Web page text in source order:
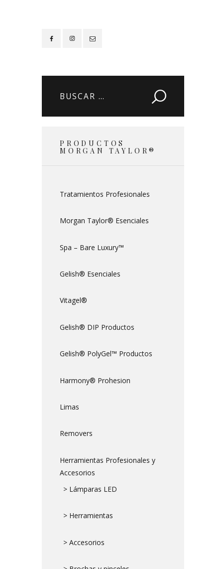
Buscar:
PRODUCTOS
MORGAN TAYLOR®
Tratamientos Profesionales
Morgan Taylor® Esenciales
Spa – Bare Luxury™
Gelish® Esenciales
Vitagel®
Gelish® DIP Productos
Gelish® PolyGel™ Productos
Harmony® Prohesion
Limas
Removers
Herramientas Profesionales y
Accesorios
> Lámparas LED
> Herramientas
> Accesorios